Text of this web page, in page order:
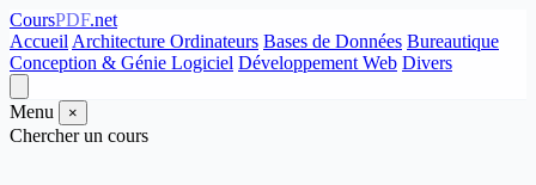
CoursPDF.net
Accueil Architecture Ordinateurs Bases de Données Bureautique
Conception & Génie Logiciel Développement Web Divers
Menu ×
Chercher un cours